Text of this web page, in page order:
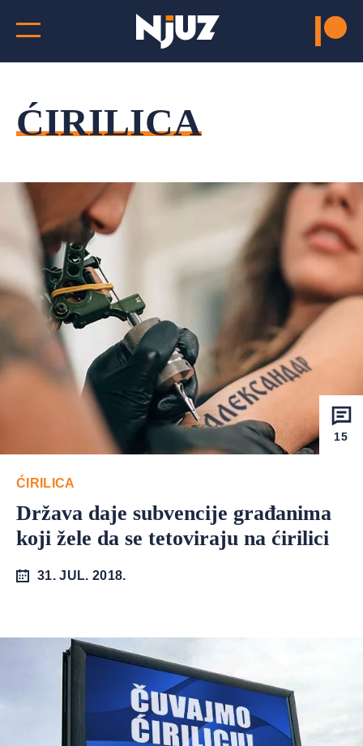
ĆIRILICA
15
ĆIRILICA
Država daje subvencije građanima
koji žele da se tetoviraju na ćirilici
31. JUL. 2018.